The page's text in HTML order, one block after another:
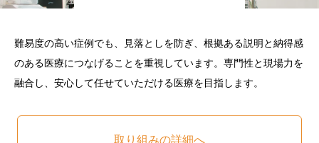
難易度の高い症例でも、見落としを防ぎ、根拠ある説明と納得感
のある医療につなげることを重視しています。専門性と現場力を
融合し、安心して任せていただける医療を目指します。
取り組みの詳細へ